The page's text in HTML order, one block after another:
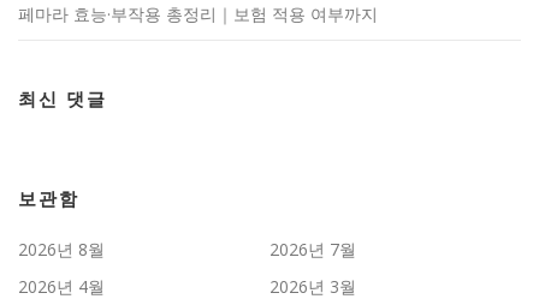
페마라 효능·부작용 총정리｜보험 적용 여부까지
최신 댓글
보관함
2026년 8월
2026년 7월
2026년 4월
2026년 3월